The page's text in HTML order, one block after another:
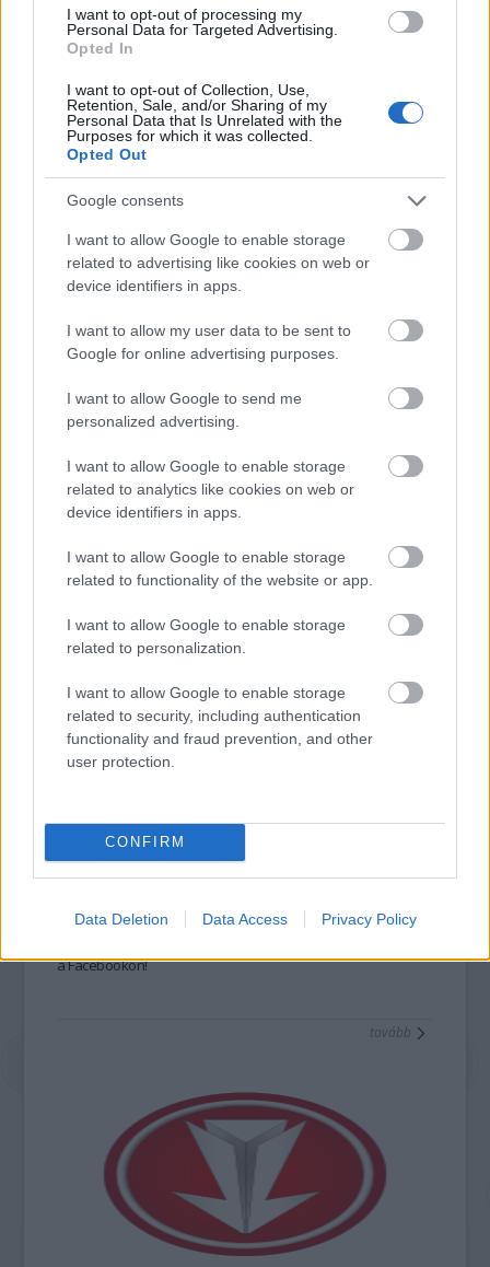
I want to opt-out of processing my
Personal Data for Targeted Advertising.
Opted In
I want to opt-out of Collection, Use,
Retention, Sale, and/or Sharing of my
Personal Data that Is Unrelated with the
Purposes for which it was collected.
Opted Out
Google consents
I want to allow Google to enable storage
related to advertising like cookies on web or
device identifiers in apps.
I want to allow my user data to be sent to
Google for online advertising purposes.
I want to allow Google to send me
personalized advertising.
I want to allow Google to enable storage
related to analytics like cookies on web or
device identifiers in apps.
I want to allow Google to enable storage
related to functionality of the website or app.
I want to allow Google to enable storage
related to personalization.
I want to allow Google to enable storage
related to security, including authentication
functionality and fraud prevention, and other
user protection.
CONFIRM
Data Deletion Data Access Privacy Policy
Gustave CourbetA világ eredetecíműfestmény
ét, amit egy
francia tanár posztolt a közösségi oldalon.
tovább
Az ebola ellen harcol Zuckerberg
2014. 10. 17.|Kultúrpart
A Facebook-alapító Mark Zuckerberg és felesége, Priscilla
Chan25 millió dollárt ajánlott felazamerikai járványügyi
hatóság(CDC) részére az elsősorban Nyugat-Afrikát sújtó
ebolajárvány elleni küzdelemre.
tovább
Örömhír: lesz új Twilight!
az emberlánytörténetének lezárultával,
most
a Facebookon!
tovább